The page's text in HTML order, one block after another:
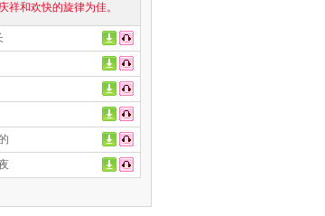
祥和欢快的旋律为佳。